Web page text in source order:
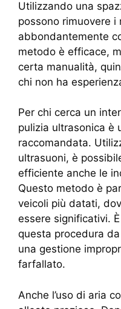
Utilizzando una
possono rimuovere
abbondantemente
metodo è efficace,
certa manualità,
chi non ha
Per chi cerca un
pulizia ultrasonica è
raccomandata.
ultrasuoni, è
efficiente anche le
Questo metodo è
veicoli più datati,
essere significativi.
questa procedura
una gestione
farfallato.
Anche l’uso di aria